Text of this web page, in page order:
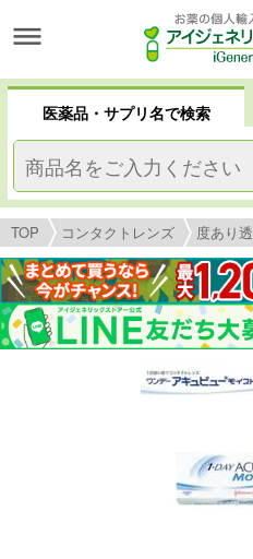
医薬品・サプリ名で検索
TOP コンタクトレンズ 度あり